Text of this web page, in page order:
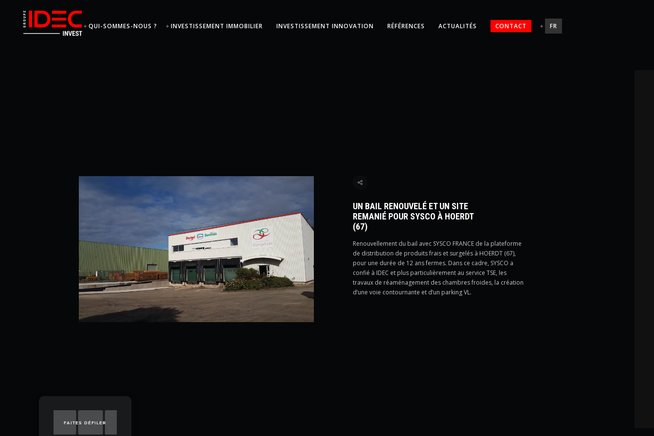
QUI-SOMMES-NOUS ? INVESTISSEMENT IMMOBILIER INVESTISSEMENT INNOVATION RÉFÉRENCES ACTUALITÉS CONTACT FR
UN BAIL RENOUVELÉ ET UN SITE
REMANIÉ POUR SYSCO À HOERDT
(67)
Renouvellement du bail avec SYSCO FRANCE de la plateforme
de distribution de produits frais et surgelés à HOERDT (67),
pour une durée de 12 ans fermes. Dans ce cadre, SYSCO a
confié à IDEC et plus particulièrement au service TSE, les
travaux de réaménagement des chambres froides, la création
d’une voie contournante et d’un parking VL.
FAITES DÉFILER